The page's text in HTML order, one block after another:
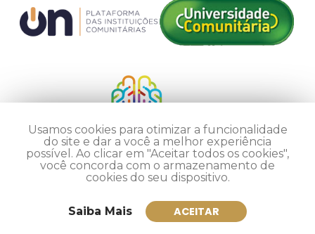
Inscreva-se
Usamos cookies para otimizar a funcionalidade
do site e dar a você a melhor experiência
possível. Ao clicar em "Aceitar todos os cookies",
você concorda com o armazenamento de
cookies do seu dispositivo.
Saiba Mais ACEITAR